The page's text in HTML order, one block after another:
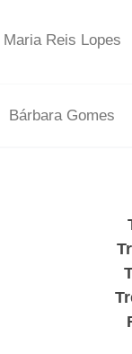
Maria Reis Lopes
Bárbara Gomes